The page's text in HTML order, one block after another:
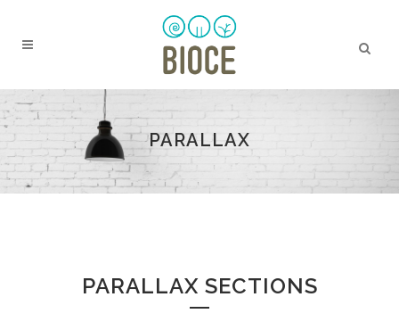
PARALLAX
PARALLAX SECTIONS